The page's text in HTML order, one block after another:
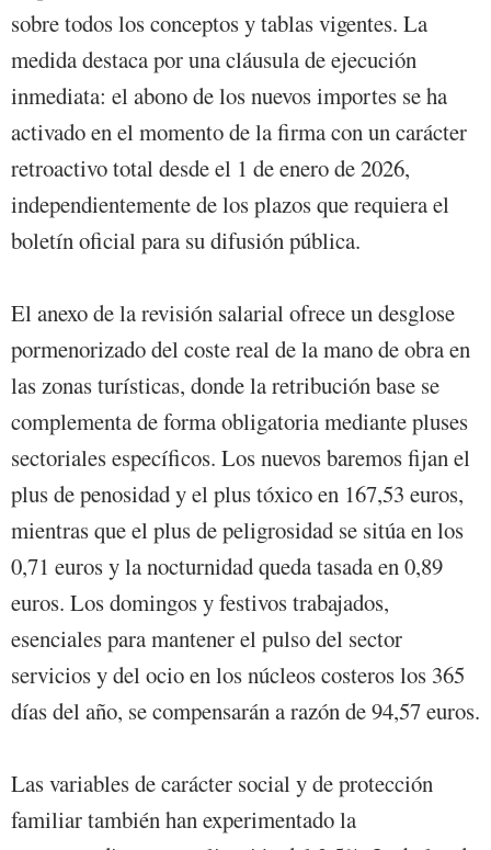
sobre todos los conceptos y tablas vigentes. La
medida destaca por una cláusula de ejecución
inmediata: el abono de los nuevos importes se ha
activado en el momento de la firma con un carácter
retroactivo total desde el 1 de enero de 2026,
independientemente de los plazos que requiera el
boletín oficial para su difusión pública.
El anexo de la revisión salarial ofrece un desglose
pormenorizado del coste real de la mano de obra en
las zonas turísticas, donde la retribución base se
complementa de forma obligatoria mediante pluses
sectoriales específicos. Los nuevos baremos fijan el
plus de penosidad y el plus tóxico en 167,53 euros,
mientras que el plus de peligrosidad se sitúa en los
0,71 euros y la nocturnidad queda tasada en 0,89
euros. Los domingos y festivos trabajados,
esenciales para mantener el pulso del sector
servicios y del ocio en los núcleos costeros los 365
días del año, se compensarán a razón de 94,57 euros.
Las variables de carácter social y de protección
familiar también han experimentado la